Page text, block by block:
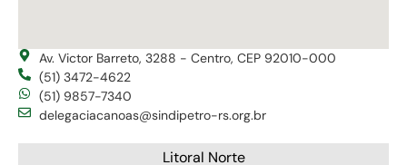
Av. Victor Barreto, 3288 - Centro, CEP 92010-000
(51) 3472-4622
(51) 9857-7340
delegaciacanoas@sindipetro-rs.org.br
Litoral Norte